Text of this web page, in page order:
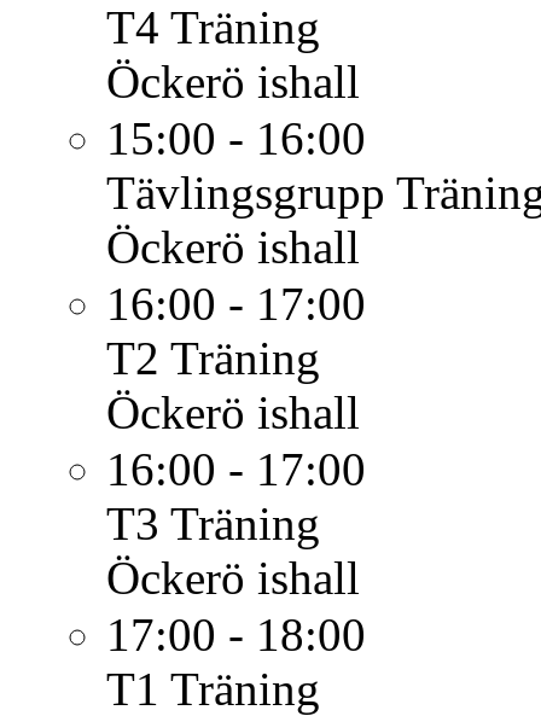
T4 Träning
Öckerö ishall
15:00 - 16:00
Tävlingsgrupp
Öckerö ishall
16:00 - 17:00
T2 Träning
Öckerö ishall
16:00 - 17:00
T3 Träning
Öckerö ishall
17:00 - 18:00
T1 Träning